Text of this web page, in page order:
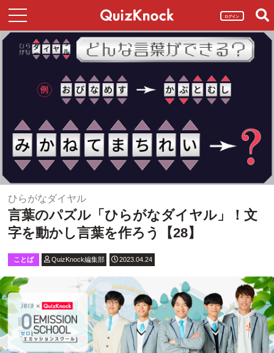
ログイン
ひらがなダイヤル
言葉のパズル「ひらがなダイヤル」！文
字を動かし言葉を作ろう【28】
ことば QuizKnock編集部 2023.04.24